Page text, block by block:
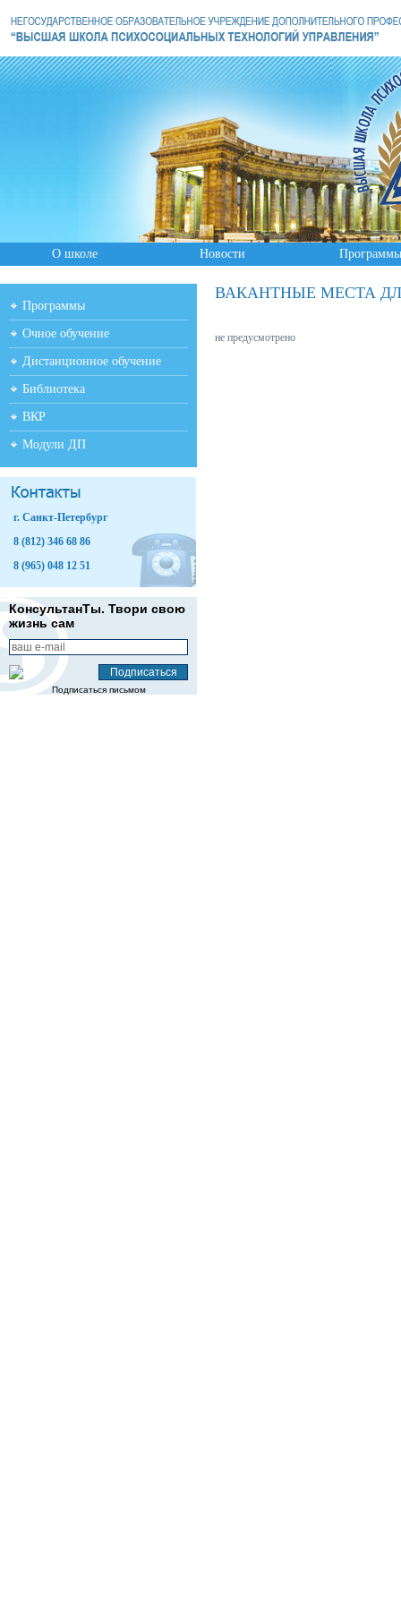
О школе Новости Программы
Программы
Очное обучение
Дистанционное обучение
Библиотека
ВКР
Модули ДП
г. Санкт-Петербург
8 (812) 346 68 86
8 (965) 048 12 51
КонсультанТы. Твори свою
жизнь сам
Подписаться письмом
ВАКАНТНЫЕ МЕСТА
не предусмотрено